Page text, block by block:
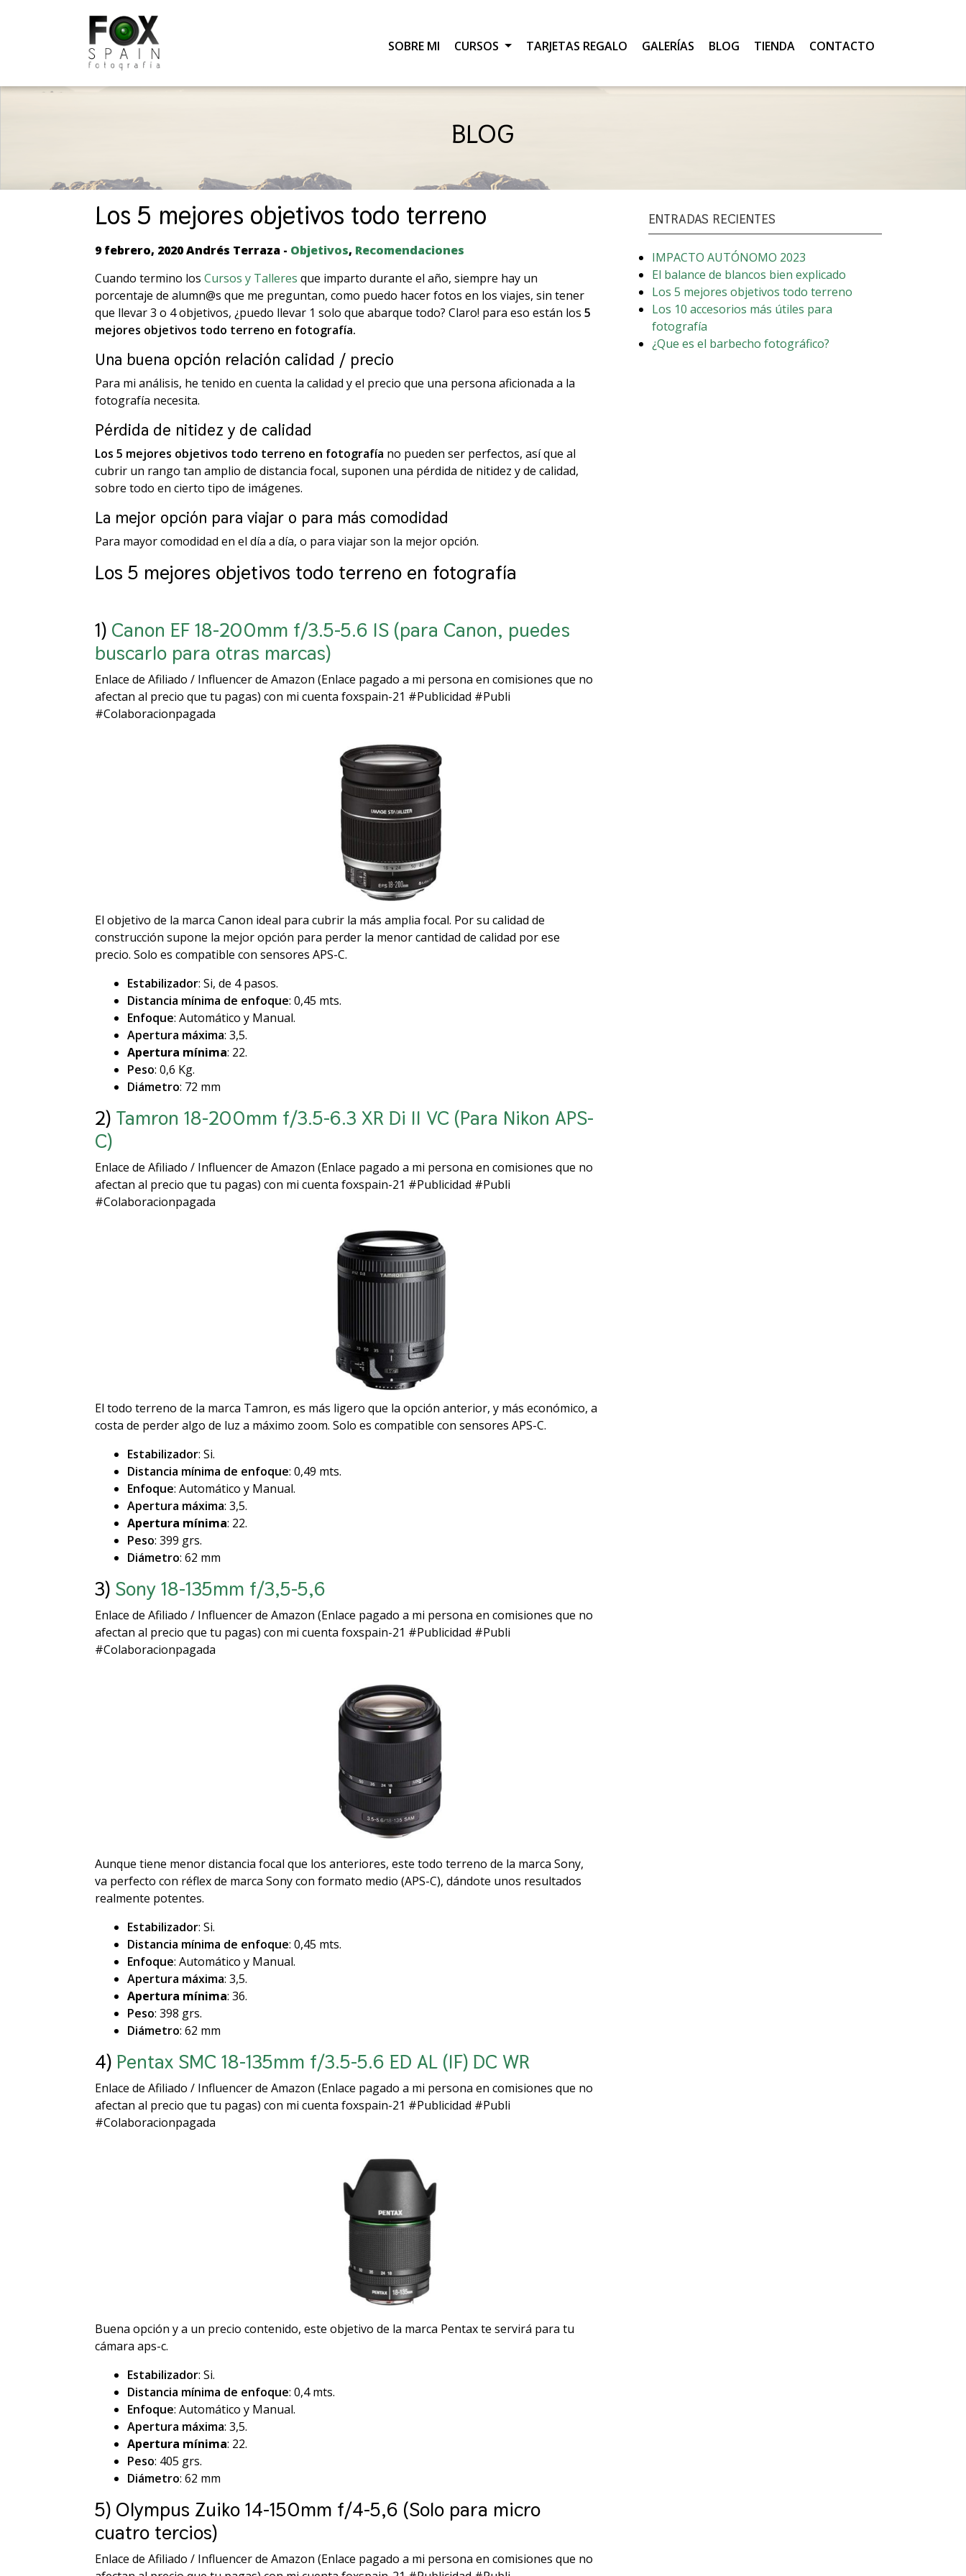
SOBRE MI CURSOS TARJETAS REGALO GALERÍAS BLOG TIENDA CONTACTO
BLOG
Los 5 mejores objetivos todo terreno
9 febrero, 2020Andrés Terraza - Objetivos, Recomendaciones
Cuando termino los Cursos y Talleres que imparto durante el año, siempre hay un
porcentaje de alumn@s que me preguntan, como puedo hacer fotos en los viajes, sin tener
que llevar 3 o 4 objetivos, ¿puedo llevar 1 solo que abarque todo? Claro! para eso están los 5
mejores objetivos todo terreno en fotografía.
Una buena opción relación calidad / precio
Para mi análisis, he tenido en cuenta la calidad y el precio que una persona aficionada a la
fotografía necesita.
Pérdida de nitidez y de calidad
Los 5 mejores objetivos todo terreno en fotografía no pueden ser perfectos, así que al
cubrir un rango tan amplio de distancia focal, suponen una pérdida de nitidez y de calidad,
sobre todo en cierto tipo de imágenes.
La mejor opción para viajar o para más comodidad
Para mayor comodidad en el día a día, o para viajar son la mejor opción.
Los 5 mejores objetivos todo terreno en fotografía
1) Canon EF 18-200mm f/3.5-5.6 IS (para Canon, puedes
buscarlo para otras marcas)
Enlace de Afiliado / Influencer de Amazon (Enlace pagado a mi persona en comisiones que no
afectan al precio que tu pagas) con mi cuenta foxspain-21 #Publicidad #Publi
#Colaboracionpagada
El objetivo de la marca Canon ideal para cubrir la más amplia focal. Por su calidad de
construcción supone la mejor opción para perder la menor cantidad de calidad por ese
precio. Solo es compatible con sensores APS-C.
Estabilizador: Si, de 4 pasos.
Distancia mínima de enfoque: 0,45 mts.
Enfoque: Automático y Manual.
Apertura máxima: 3,5.
Apertura mínima: 22.
Peso: 0,6 Kg.
Diámetro: 72 mm
2) Tamron 18-200mm f/3.5-6.3 XR Di II VC (Para Nikon APS-
C)
Enlace de Afiliado / Influencer de Amazon (Enlace pagado a mi persona en comisiones que no
afectan al precio que tu pagas) con mi cuenta foxspain-21 #Publicidad #Publi
#Colaboracionpagada
El todo terreno de la marca Tamron, es más ligero que la opción anterior, y más económico, a
costa de perder algo de luz a máximo zoom. Solo es compatible con sensores APS-C.
Estabilizador: Si.
Distancia mínima de enfoque: 0,49 mts.
Enfoque: Automático y Manual.
Apertura máxima: 3,5.
Apertura mínima: 22.
Peso: 399 grs.
Diámetro: 62 mm
3) Sony 18-135mm f/3,5-5,6
Enlace de Afiliado / Influencer de Amazon (Enlace pagado a mi persona en comisiones que no
afectan al precio que tu pagas) con mi cuenta foxspain-21 #Publicidad #Publi
#Colaboracionpagada
Aunque tiene menor distancia focal que los anteriores, este todo terreno de la marca Sony,
va perfecto con réflex de marca Sony con formato medio (APS-C), dándote unos resultados
realmente potentes.
Estabilizador: Si.
Distancia mínima de enfoque: 0,45 mts.
Enfoque: Automático y Manual.
Apertura máxima: 3,5.
Apertura mínima: 36.
Peso: 398 grs.
Diámetro: 62 mm
4) Pentax SMC 18-135mm f/3.5-5.6 ED AL (IF) DC WR
Enlace de Afiliado / Influencer de Amazon (Enlace pagado a mi persona en comisiones que no
afectan al precio que tu pagas) con mi cuenta foxspain-21 #Publicidad #Publi
#Colaboracionpagada
Buena opción y a un precio contenido, este objetivo de la marca Pentax te servirá para tu
cámara aps-c.
Estabilizador: Si.
Distancia mínima de enfoque: 0,4 mts.
Enfoque: Automático y Manual.
Apertura máxima: 3,5.
Apertura mínima: 22.
Peso: 405 grs.
Diámetro: 62 mm
5) Olympus Zuiko 14-150mm f/4-5,6 (Solo para micro
cuatro tercios)
Enlace de Afiliado / Influencer de Amazon (Enlace pagado a mi persona en comisiones que no
ENTRADAS RECIENTES
IMPACTO AUTÓNOMO 2023
El balance de blancos bien explicado
Los 5 mejores objetivos todo terreno
Los 10 accesorios más útiles para
fotografía
¿Que es el barbecho fotográfico?